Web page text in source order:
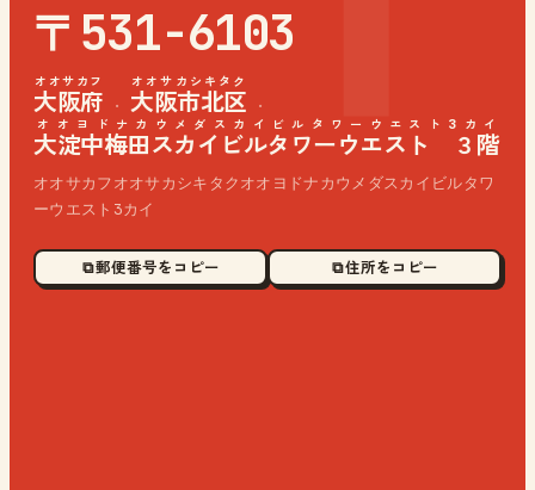
〒531-6103
大阪府
オオサカフ
· 大阪市北区
オオサカシキタク
·
大淀中梅田スカイビルタワーウエスト ３階
オオヨドナカウメダスカイビルタワーウエスト3カイ
オオサカフオオサカシキタクオオヨドナカウメダスカイビルタワ
ーウエスト3カイ
⧉ 郵便番号をコピー ⧉ 住所をコピー